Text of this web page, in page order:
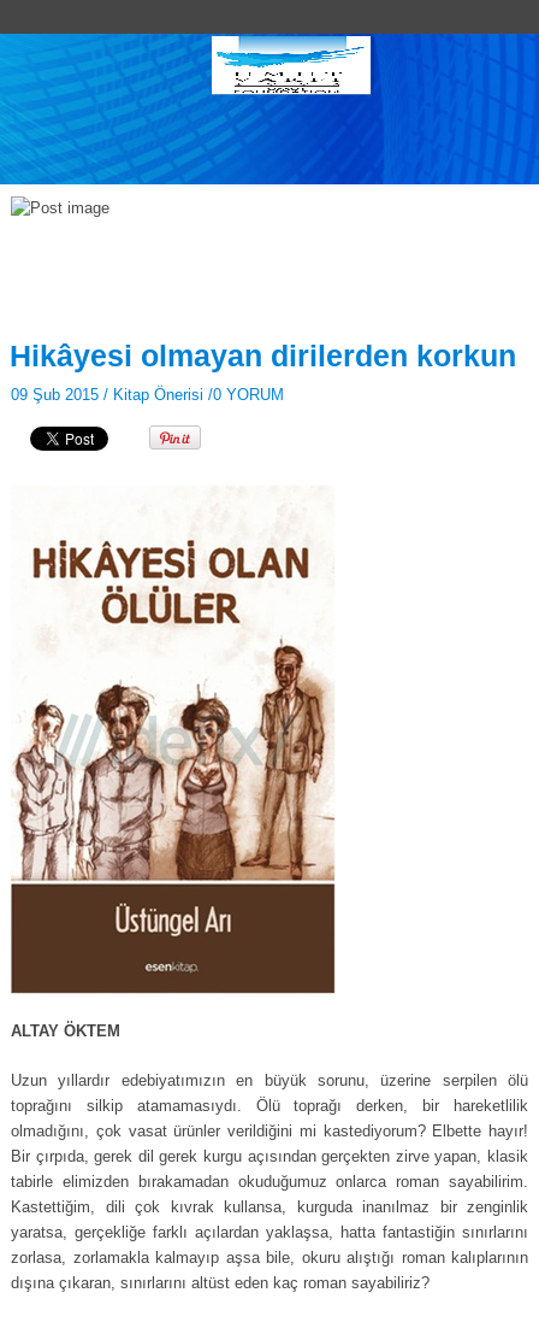
Hikâyesi olmayan dirilerden korkun
09 Şub 2015 / Kitap Önerisi /0 YORUM
ALTAY ÖKTEM
Uzun yıllardır edebiyatımızın en büyük sorunu, üzerine serpilen ölü
toprağını silkip atamamasıydı. Ölü toprağı derken, bir hareketlilik
olmadığını, çok vasat ürünler verildiğini mi kastediyorum? Elbette hayır!
Bir çırpıda, gerek dil gerek kurgu açısından gerçekten zirve yapan, klasik
tabirle elimizden bırakamadan okuduğumuz onlarca roman sayabilirim.
Kastettiğim, dili çok kıvrak kullansa, kurguda inanılmaz bir zenginlik
yaratsa, gerçekliğe farklı açılardan yaklaşsa, hatta fantastiğin sınırlarını
zorlasa, zorlamakla kalmayıp aşsa bile, okuru alıştığı roman kalıplarının
dışına çıkaran, sınırlarını altüst eden kaç roman sayabiliriz?